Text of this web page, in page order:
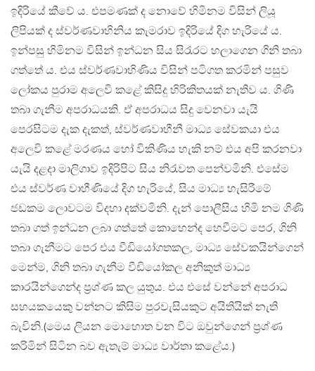
ඉදිරියේ කීවේ ය. එපමණක් ද නොවේ හිමිනම විසින් ලියූ
ලිපියක් ද ස්වර්ණවාහිනිය කැමරාව ඉදිරියේ දිග හැරියේ ය.
ඉන්පසු හිමිනම විසින් ඉන්ධන සිය සිරැරට හලාගෙන ගිනි තබා
ගත්තේ ය. එය ස්වර්ණවාහිණිය විසින් පටිගත කරමින් පසුව
ලෝකය පුරාම අලෙවි කළේ කිසිදු හිරිකිතයක් නැතිව ය. ගිණි
තබා ගැනීම අපරාධයකි. ඒ අපරාධය සිදු වෙනවා යැයි
පෙරසිටම දැක දැකත්, ස්වර්ණවාහීනී මාධ්‍ය සේවකයා එය
අලෙවි කළේ මරණය හෝ විකිණිය හැකි නම් එය අපි කරනවා
යැයි දළදා මාලිගාව ඉදිරිපිට සිය නිරැවත පෙන්වමිනි. එසේම
එය ස්වර්ණ වාහීණියේ දිග හැරියේ, සිය මාධ්‍ය හැසිරීමේ
ජඩකම ලොවටම විදහා දක්වමිනි. දැන් පොලීසිය හිමි නම ගිණි
තබා ගත් ඉන්ධන ලබා ගත්තේ කොහෙන්ද හෙවීමට පෙර, ගිනි
තබා ගැනීමට පෙර එය වීඩියෝගතකල, මාධ්‍ය සේවකයින්ගෙන්
මෙන්ම, ගිනි තබා ගැනීම වීඩියෝකල අනිකුත් මාධ්‍ය
කාරයින්ගෙන්ද ප්‍රශ්ණ කල යුතුය. එය එසේ වන්නේ අපරාධ
සහයකයෙකු වන්නට කිසිම පුරවැසියකුට අයිතියික් නැති
බැවිනි.(මෙය ලියන මොහොත වන විට ඔවුන්ගෙන් ප්‍රශ්ණ
කරිමින් සිටින බව ඇතැම් මාධ්‍ය වාර්තා කළේය.)